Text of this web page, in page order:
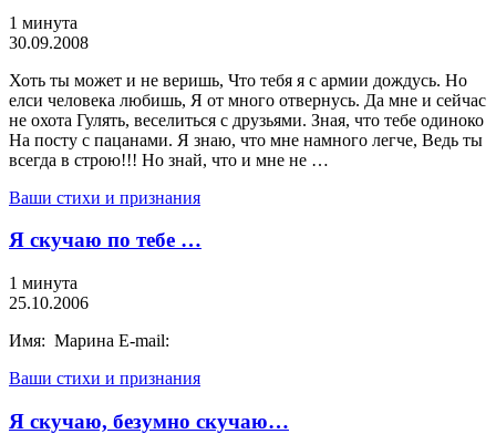
1 минута
30.09.2008
Хоть ты может и не веришь, Что тебя я с армии дождусь. Но
елси человека любишь, Я от много отвернусь. Да мне и сейчас
не охота Гулять, веселиться с друзьями. Зная, что тебе одиноко
На посту с пацанами. Я знаю, что мне намного легче, Ведь ты
всегда в строю!!! Но знай, что и мне не …
Ваши стихи и признания
Я скучаю по тебе …
1 минута
25.10.2006
Имя: Марина E-mail:
Ваши стихи и признания
Я скучаю, безумно скучаю…